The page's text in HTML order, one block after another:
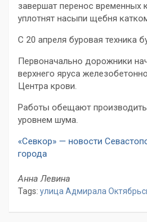
завершат перенос временных
уплотнят насыпи щебня
С 20 апреля буровая техника
Первоначально дорожники
верхнего яруса
Центра крови.
Работы обещают
уровнем шума.
«Севкор» — новости
города
Анна Левина
Tags: улица Адмирала